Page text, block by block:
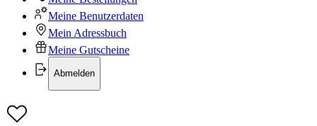
Meine Benutzerdaten
Mein Adressbuch
Meine Gutscheine
Abmelden